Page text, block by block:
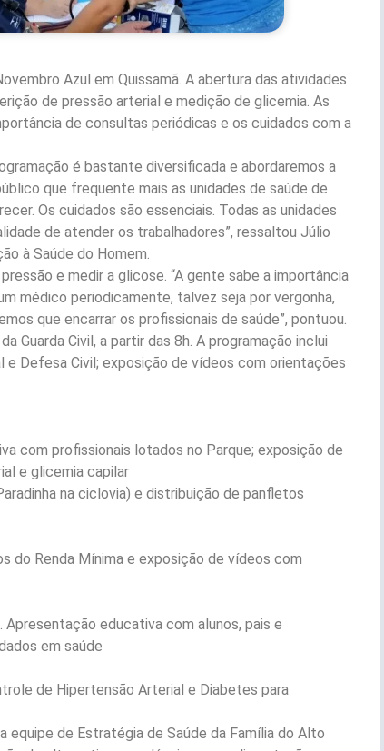
Azul em Quissamã. A abertura das atividades
de pressão arterial e medição de glicemia. As
de consultas periódicas e os cuidados com a
é bastante diversificada e abordaremos a
que frequente mais as unidades de saúde de
Os cuidados são essenciais. Todas as unidades
de atender os trabalhadores”, ressaltou Júlio
à Saúde do Homem.
e medir a glicose. “A gente sabe a importância
médico periodicamente, talvez seja por vergonha,
que encarrar os profissionais de saúde”, pontuou.
Guarda Civil, a partir das 8h. A programação inclui
Defesa Civil; exposição de vídeos com orientações
com profissionais lotados no Parque; exposição de
e glicemia capilar
na ciclovia) e distribuição de panfletos
do Renda Mínima e exposição de vídeos com
educativa com alunos, pais e
em saúde
de Hipertensão Arterial e Diabetes para
de Estratégia de Saúde da Família do Alto